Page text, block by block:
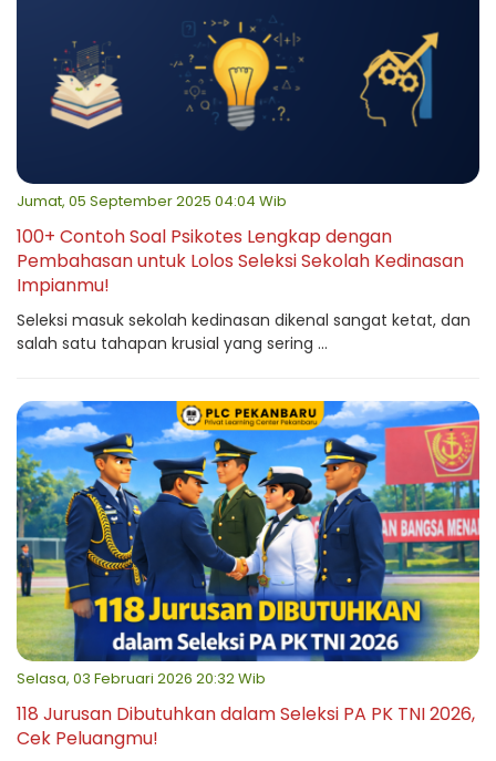
Jumat, 05 September 2025 04:04 Wib
100+ Contoh Soal Psikotes Lengkap dengan
Pembahasan untuk Lolos Seleksi Sekolah Kedinasan
Impianmu!
Seleksi masuk sekolah kedinasan dikenal sangat ketat, dan
salah satu tahapan krusial yang sering ...
Selasa, 03 Februari 2026 20:32 Wib
118 Jurusan Dibutuhkan dalam Seleksi PA PK TNI 2026,
Cek Peluangmu!